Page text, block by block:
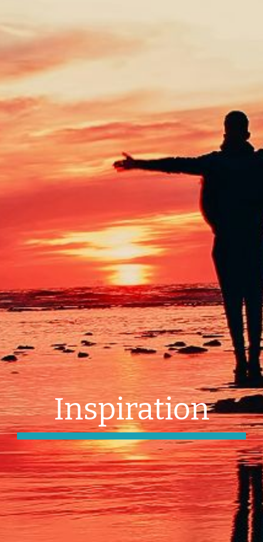
Inspiration